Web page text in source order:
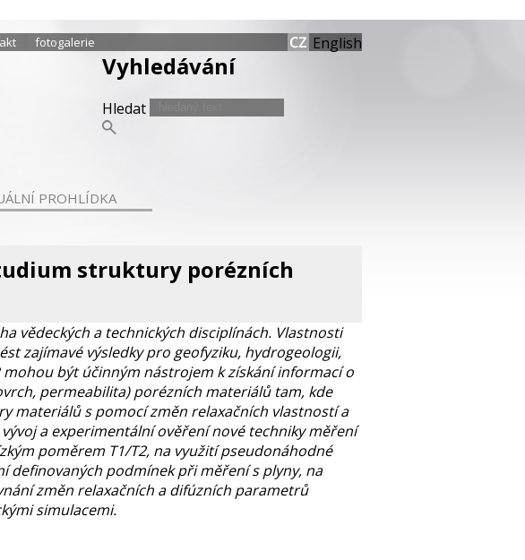
fotogalerie
Vyhledávání
Hledat
English
PROHLÍDKA
struktury porézních
vědeckých a technických disciplínách. Vlastnosti
zajímavé výsledky pro geofyziku, hydrogeologii,
být účinným nástrojem k získání informací o
permeabilita) porézních materiálů tam, kde
materiálů s pomocí změn relaxačních vlastností a
a experimentální ověření nové techniky měření
poměrem T1/T2, na využití pseudonáhodné
definovaných podmínek při měření s plyny, na
změn relaxačních a difúzních parametrů
simulacemi.